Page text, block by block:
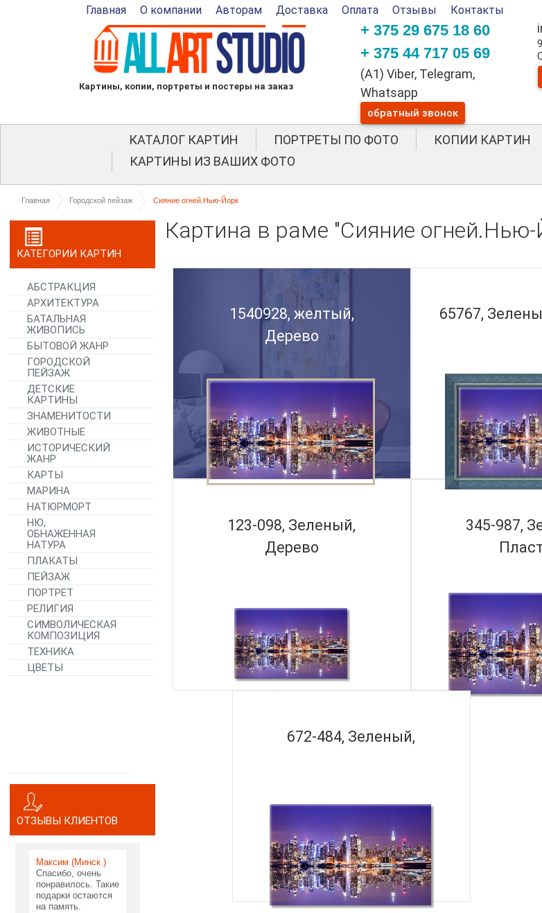
Главная О компании Авторам Доставка Оплата Отзывы Контакты
Картины, копии, портреты и постеры на заказ
+ 375 29 675 18 60
+ 375 44 717 05 69
(A1) Viber, Telegram,
Whatsapp
обратный звонок
КАТАЛОГ КАРТИН ПОРТРЕТЫ ПО ФОТО
КОПИИ КАРТИН
КАРТИНЫ ИЗ ВАШИХ ФОТО
Главная Городской пейзаж Сияние огней.Нью-Йорк
КАТЕГОРИИ КАРТИН
АБСТРАКЦИЯ
АРХИТЕКТУРА
БАТАЛЬНАЯ
ЖИВОПИСЬ
БЫТОВОЙ ЖАНР
ГОРОДСКОЙ
ПЕЙЗАЖ
ДЕТСКИЕ
КАРТИНЫ
ЗНАМЕНИТОСТИ
ЖИВОТНЫЕ
ИСТОРИЧЕСКИЙ
ЖАНР
КАРТЫ
МАРИНА
НАТЮРМОРТ
НЮ,
ОБНАЖЕННАЯ
НАТУРА
ПЛАКАТЫ
ПЕЙЗАЖ
ПОРТРЕТ
РЕЛИГИЯ
СИМВОЛИЧЕСКАЯ
КОМПОЗИЦИЯ
ТЕХНИКА
ЦВЕТЫ
ОТЗЫВЫ КЛИЕНТОВ
Максим (Минск )
Спасибо, очень
понравилось. Такие
подарки остаются
на память.
Картина в раме "Сияние огней.Нью-
1540928, желтый,
Дерево
65767,
123-098, Зеленый,
Дерево
345-987,
672-484, Зеленый,